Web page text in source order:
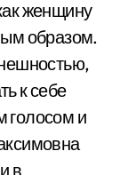
женщину
образом.
к себе
голосом и
в